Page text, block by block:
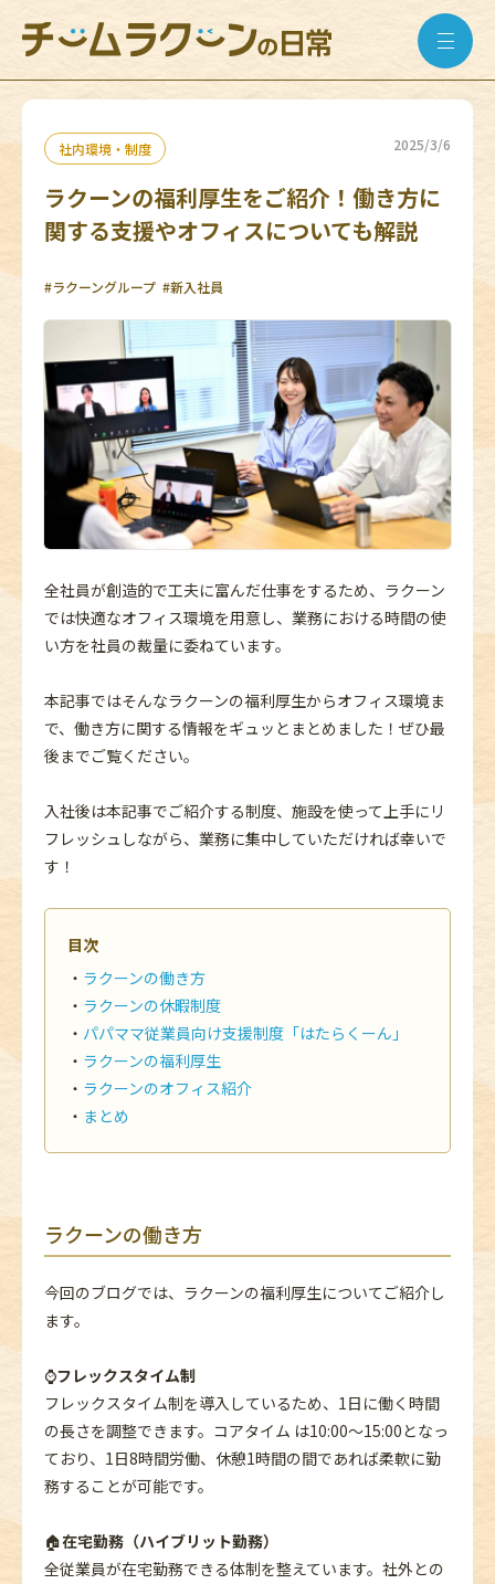
社内環境・制度 2025/3/6
ラクーンの福利厚生をご紹介！働き方に
関する支援やオフィスについても解説
#ラクーングループ #新入社員
全社員が創造的で工夫に富んだ仕事をするため、ラクーン
では快適なオフィス環境を用意し、業務における時間の使
い方を社員の裁量に委ねています。
本記事ではそんなラクーンの福利厚生からオフィス環境ま
で、働き方に関する情報をギュッとまとめました！ぜひ最
後までご覧ください。
入社後は本記事でご紹介する制度、施設を使って上手にリ
フレッシュしながら、業務に集中していただければ幸いで
す！
目次
ラクーンの働き方
ラクーンの休暇制度
パパママ従業員向け支援制度「はたらくーん」
ラクーンの福利厚生
ラクーンのオフィス紹介
まとめ
ラクーンの働き方
今回のブログでは、ラクーンの福利厚生についてご紹介し
ます。
⌚フレックスタイム制
フレックスタイム制を導入しているため、1日に働く時間
の長さを調整できます。コアタイム は10:00～15:00となっ
ており、1日8時間労働、休憩1時間の間であれば柔軟に勤
務することが可能です。
🏠在宅勤務（ハイブリット勤務）
全従業員が在宅勤務できる体制を整えています。社外との